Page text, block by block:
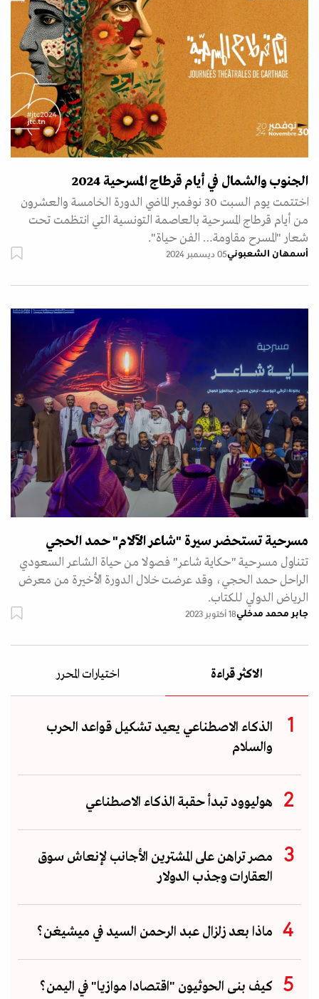
الجنوب والشمال في أيام قرطاج المسرحية 2024
اختتمت يوم السبت 30 نوفمبر الماضي الدورة الخامسة والعشرون
من أيام قرطاج المسرحية بالعاصمة التونسية التي انتظمت تحت
شعار "المسرح مقاومة… الفن حياة".
أسمهان الشعبوني05 ديسمبر 2024
مسرحية تستحضر سيرة "شاعر الآلام" حمد الحجي
تتناول مسرحية "حكاية شاعر" فصولا من حياة الشاعر السعودي
الراحل حمد الحجي، وقد عرضت خلال الدورة الأخيرة من معرض
الرياض الدولي للكتاب.
جابر محمد مدخلي18 أكتوبر 2023
الاكثر قراءة اختيارات المحرر
الذكاء الاصطناعي يعيد تشكيل قواعد الحرب
والسلام
هوليوود تبدأ حقبة الذكاء الاصطناعي
مصر تراهن على المشترين الأجانب لإنعاش سوق
العقارات وجذب الدولار
ماذا بعد زلزال عبد الرحمن السيد في ميشيغن؟
كيف بنى الحوثيون "اقتصادا موازيا" في اليمن؟